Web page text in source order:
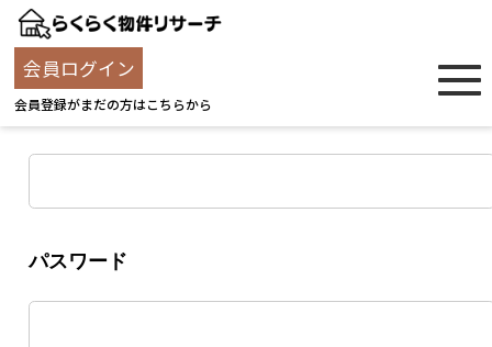
会員ログイン
会員登録がまだの方はこちらから
ユーザー名
パスワード